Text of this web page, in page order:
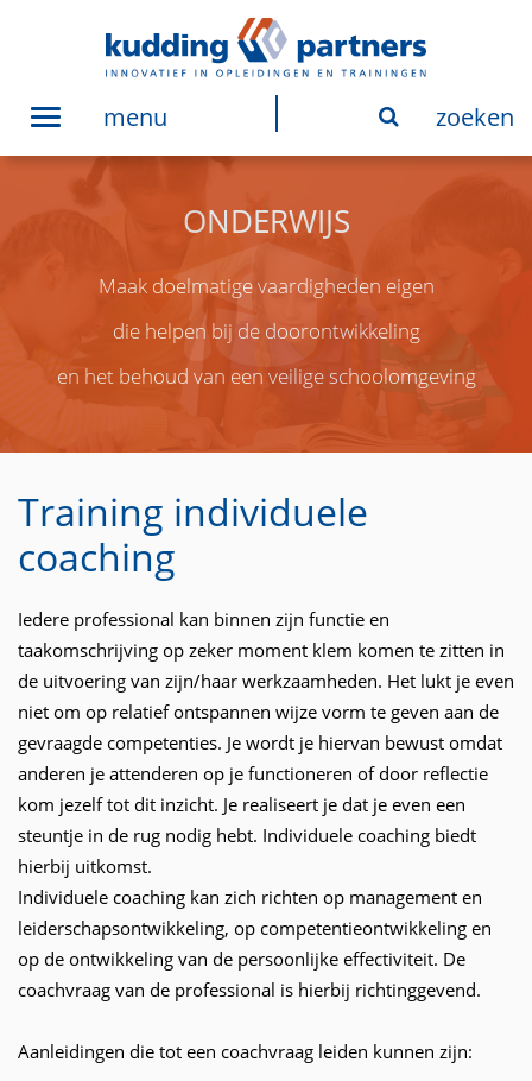
zoeken
Toggle
menu
ONDERWIJS
Maak doelmatige vaardigheden eigen
die helpen bij de doorontwikkeling
en het behoud van een veilige schoolomgeving
Training individuele
coaching
Iedere professional kan binnen zijn functie en
taakomschrijving op zeker moment klem komen te zitten in
de uitvoering van zijn/haar werkzaamheden. Het lukt je even
niet om op relatief ontspannen wijze vorm te geven aan de
gevraagde competenties. Je wordt je hiervan bewust omdat
anderen je attenderen op je functioneren of door reflectie
kom jezelf tot dit inzicht. Je realiseert je dat je even een
steuntje in de rug nodig hebt. Individuele coaching biedt
hierbij uitkomst.
Individuele coaching kan zich richten op management en
leiderschapsontwikkeling, op competentieontwikkeling en
op de ontwikkeling van de persoonlijke effectiviteit. De
coachvraag van de professional is hierbij richtinggevend.
Aanleidingen die tot een coachvraag leiden kunnen zijn: